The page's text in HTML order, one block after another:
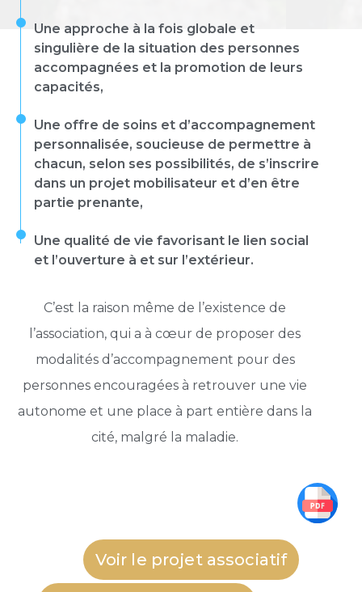
Une approche à la fois globale et
singulière de la situation des personnes
accompagnées et la promotion de leurs
capacités,
Une offre de soins et d’accompagnement
personnalisée, soucieuse de permettre à
chacun, selon ses possibilités, de s’inscrire
dans un projet mobilisateur et d’en être
partie prenante,
Une qualité de vie favorisant le lien social
et l’ouverture à et sur l’extérieur.
C’est la raison même de l’existence de
l’association, qui a à cœur de proposer des
modalités d’accompagnement pour des
personnes encouragées à retrouver une vie
autonome et une place à part entière dans la
cité, malgré la maladie.
Voir le projet associatif